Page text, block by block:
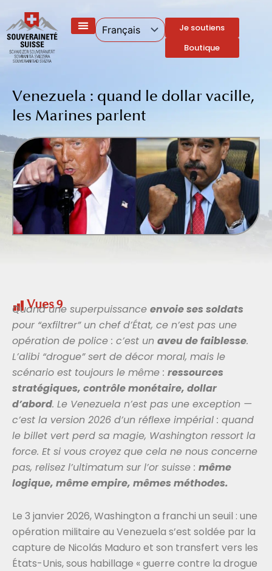
contenu
Je soutiens
Boutique
Venezuela : quand le dollar vacille,
les Marines parlent
Vues9
Quand une superpuissance envoie ses soldats
pour “exfiltrer” un chef d’État, ce n’est pas une
opération de police : c’est un aveu de faiblesse.
L’alibi “drogue” sert de décor moral, mais le
scénario est toujours le même : ressources
stratégiques, contrôle monétaire, dollar
d’abord. Le Venezuela n’est pas une exception —
c’est la version 2026 d’un réflexe impérial : quand
le billet vert perd sa magie, Washington ressort la
force. Et si vous croyez que cela ne nous concerne
pas, relisez l’ultimatum sur l’or suisse : même
logique, même empire, mêmes méthodes.
Le 3 janvier 2026, Washington a franchi un seuil : une
opération militaire au Venezuela s’est soldée par la
capture de Nicolás Maduro et son transfert vers les
États-Unis, sous habillage « guerre contre la drogue